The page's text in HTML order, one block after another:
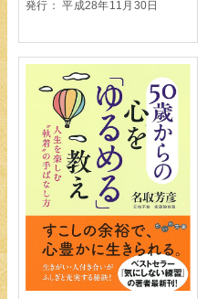
発行： 平成28年11月30日